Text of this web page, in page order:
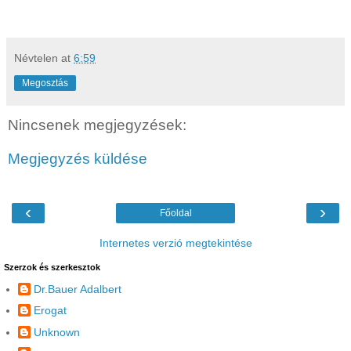
Névtelen at 6:59
Megosztás
Nincsenek megjegyzések:
Megjegyzés küldése
‹ ›
Főoldal
Internetes verzió megtekintése
Szerzok és szerkesztok
Dr.Bauer Adalbert
Erogat
Unknown